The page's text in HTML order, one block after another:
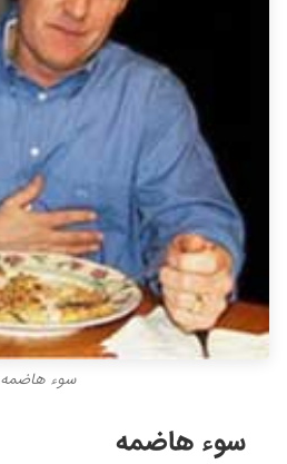
سوء هاضمه
سوء هاضمه